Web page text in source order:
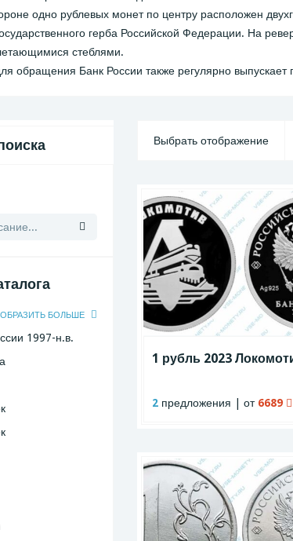
одно рублевых монет по центру расположен
герба Российской Федерации. На
стеблями.
обращения Банк России также регулярно
БОЛЬШЕ
1997-н.в.
Выбрать отображение
1 рубль 2023
2предложения | от 6689